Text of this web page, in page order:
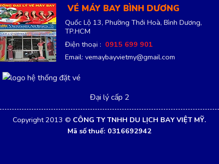
VÉ MÁY BAY BÌNH DƯƠNG
Quốc Lộ 13, Phường Thới Hoà, Bình Dương,
TP.HCM
Điện thoại : 0915 699 901
Email: vemaybayvietmy@gmail.com
Đại lý cấp 2
Copyright 2013 © CÔNG TY TNHH DU LỊCH BAY VIỆT MỸ.
Mã số thuế: 0316692942